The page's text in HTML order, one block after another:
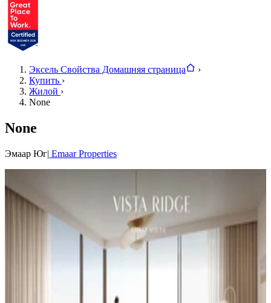
Эксель Свойства Домашняя страница
›
Купить ›
Жилой ›
None
None
Эмаар Юг| Emaar Properties